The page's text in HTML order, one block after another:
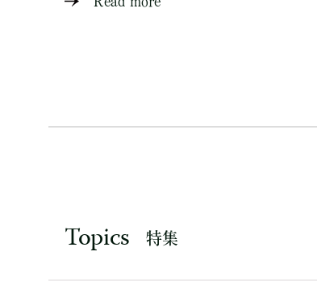
Topics 特集